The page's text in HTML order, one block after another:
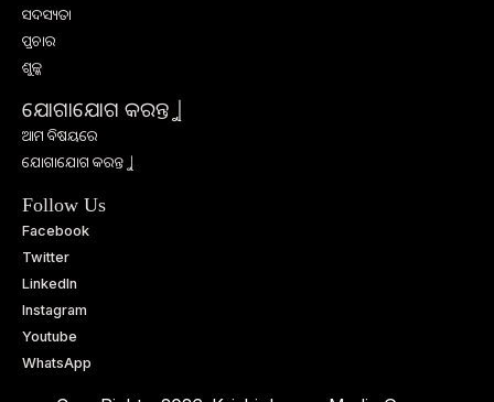
ସଦସ୍ୟତା
ପ୍ରଚାର
ଶୁଳ୍କ
ଯୋଗାଯୋଗ କରନ୍ତୁ |
ଆମ ବିଷୟରେ
ଯୋଗାଯୋଗ କରନ୍ତୁ |
Follow Us
Facebook
Twitter
LinkedIn
Instagram
Youtube
WhatsApp